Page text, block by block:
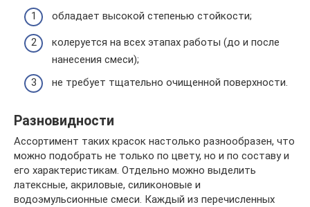
обладает высокой степенью стойкости;
колеруется на всех этапах работы (до и после
нанесения смеси);
не требует тщательно очищенной поверхности.
Разновидности
Ассортимент таких красок настолько разнообразен, что
можно подобрать не только по цвету, но и по составу и
его характеристикам. Отдельно можно выделить
латексные, акриловые, силиконовые и
водоэмульсионные смеси. Каждый из перечисленных